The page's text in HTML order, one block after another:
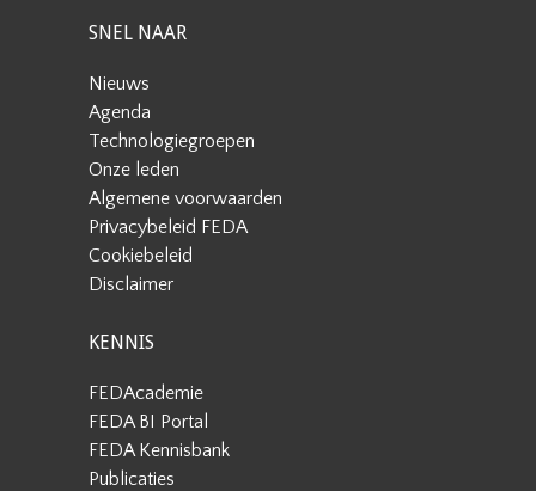
SNEL NAAR
Nieuws
Agenda
Technologiegroepen
Onze leden
Algemene voorwaarden
Privacybeleid FEDA
Cookiebeleid
Disclaimer
KENNIS
FEDAcademie
FEDA BI Portal
FEDA Kennisbank
Publicaties